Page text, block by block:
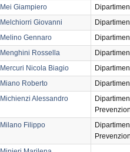
Mei Giampiero
Melchiorri Giovanni
Melino Gennaro
Menghini Rossella
Mercuri Nicola Biagio
Miano Roberto
Michienzi Alessandro
Milano Filippo